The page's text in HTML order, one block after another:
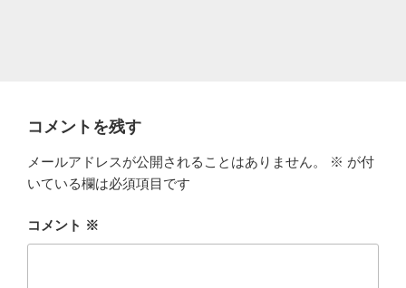
コメントを残す
メールアドレスが公開されることはありません。 ※ が付
いている欄は必須項目です
コメント ※